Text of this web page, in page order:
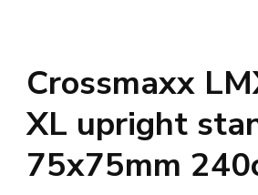
Crossmaxx
XL upright
75x75mm